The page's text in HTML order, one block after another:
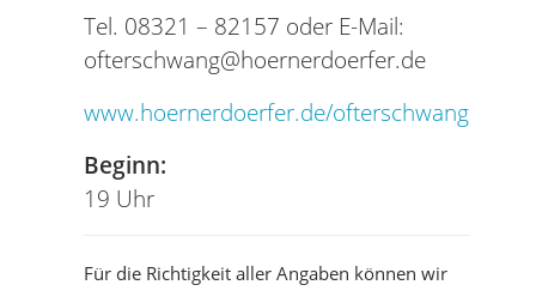
Tel. 08321 – 82157 oder E-Mail:
ofterschwang@hoernerdoerfer.de
www.hoernerdoerfer.de/ofterschwang
Beginn:
19 Uhr
Für die Richtigkeit aller Angaben können wir